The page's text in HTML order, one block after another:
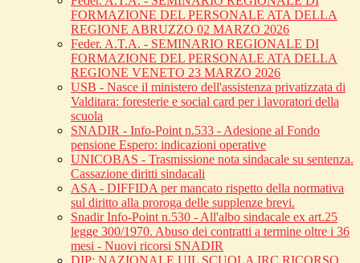
FORMAZIONE DEL PERSONALE ATA DELLA
REGIONE ABRUZZO 02 MARZO 2026
Feder. A.T.A. - SEMINARIO REGIONALE DI
FORMAZIONE DEL PERSONALE ATA DELLA
REGIONE VENETO 23 MARZO 2026
USB - Nasce il ministero dell'assistenza privatizzata di
Valditara: foresterie e social card per i lavoratori della
scuola
SNADIR - Info-Point n.533 - Adesione al Fondo
pensione Espero: indicazioni operative
UNICOBAS - Trasmissione nota sindacale su sentenza.
Cassazione diritti sindacali
ASA - DIFFIDA per mancato rispetto della normativa
sul diritto alla proroga delle supplenze brevi.
Snadir Info-Point n.530 - All'albo sindacale ex art.25
legge 300/1970. Abuso dei contratti a termine oltre i 36
mesi - Nuovi ricorsi SNADIR